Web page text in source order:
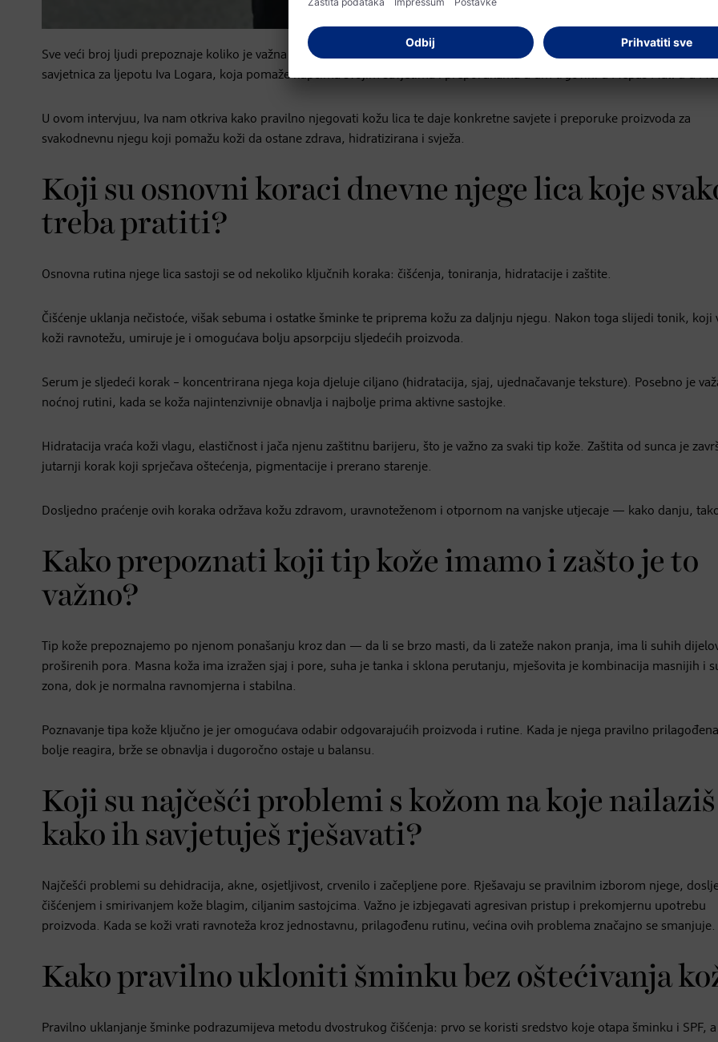
Sve veći broj ljudi prepoznaje koliko je važna svakodnevna njega lica i zdrav odnos prema koži. O tome iz prve ruke zna dm
savjetnica za ljepotu Iva Logara, koja pomaže kupcima svojim savjetima i preporukama u dm trgovini u Mepas Mall-u u
U ovom intervjuu, Iva nam otkriva kako pravilno njegovati kožu lica te daje konkretne savjete i preporuke proizvoda za
svakodnevnu njegu koji pomažu koži da ostane zdrava, hidratizirana i svježa.
Koji su osnovni koraci dnevne njege lica koje
treba pratiti?
Osnovna rutina njege lica sastoji se od nekoliko ključnih koraka: čišćenja, toniranja, hidratacije i zaštite.
Čišćenje uklanja nečistoće, višak sebuma i ostatke šminke te priprema kožu za daljnju njegu. Nakon toga slijedi tonik, koji
koži ravnotežu, umiruje je i omogućava bolju apsorpciju sljedećih proizvoda.
Serum je sljedeći korak – koncentrirana njega koja djeluje ciljano (hidratacija, sjaj, ujednačavanje teksture). Posebno je
noćnoj rutini, kada se koža najintenzivnije obnavlja i najbolje prima aktivne sastojke.
Hidratacija vraća koži vlagu, elastičnost i jača njenu zaštitnu barijeru, što je važno za svaki tip kože. Zaštita od sunca je
jutarnji korak koji sprječava oštećenja, pigmentacije i prerano starenje.
Dosljedno praćenje ovih koraka održava kožu zdravom, uravnoteženom i otpornom na vanjske utjecaje — kako danju,
Kako prepoznati koji tip kože imamo i zašto je to
važno?
Tip kože prepoznajemo po njenom ponašanju kroz dan — da li se brzo masti, da li zateže nakon pranja, ima li suhih
proširenih pora. Masna koža ima izražen sjaj i pore, suha je tanka i sklona perutanju, mješovita je kombinacija masnijih i
zona, dok je normalna ravnomjerna i stabilna.
Poznavanje tipa kože ključno je jer omogućava odabir odgovarajućih proizvoda i rutine. Kada je njega pravilno
bolje reagira, brže se obnavlja i dugoročno ostaje u balansu.
Koji su najčešći problemi s kožom na koje
kako ih savjetuješ rješavati?
Najčešći problemi su dehidracija, akne, osjetljivost, crvenilo i začepljene pore. Rješavaju se pravilnim izborom njege,
čišćenjem i smirivanjem kože blagim, ciljanim sastojcima. Važno je izbjegavati agresivan pristup i prekomjernu upotrebu
proizvoda. Kada se koži vrati ravnoteža kroz jednostavnu, prilagođenu rutinu, većina ovih problema značajno se smanjuje.
Kako pravilno ukloniti šminku bez oštećivanja
Pravilno uklanjanje šminke podrazumijeva metodu dvostrukog čišćenja: prvo se koristi sredstvo koje otapa šminku i SPF,